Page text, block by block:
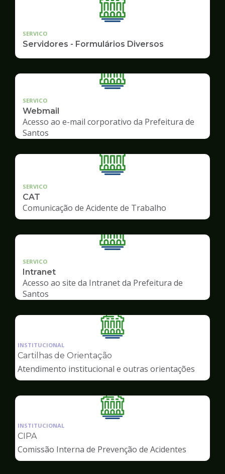
SERVICO
Servidores - Formulários Diversos
SERVICO
Webmail
Acesso ao e-mail corporativo da Prefeitura de
Santos
SERVICO
CAT
Comunicação de Acidente de Trabalho
SERVICO
Intranet
Acesso ao site da Intranet da Prefeitura de
Santos
Ilustração
da
de
Servidor
INSTITUCIONAL
Cartilhas de Orientação
Atendimento institucional e outras orientações
Ilustração
da
Servidor
INSTITUCIONAL
CIPA
Comissão Interna de Prevenção de Acidentes